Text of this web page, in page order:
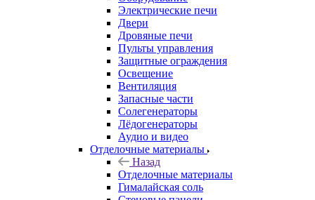
Электрические печи
Двери
Дровяные печи
Пульты управления
Защитные ограждения
Освещение
Вентиляция
Запасные части
Солегенераторы
Лёдогенераторы
Аудио и видео
Отделочные материалы
Назад
Отделочные материалы
Гималайская соль